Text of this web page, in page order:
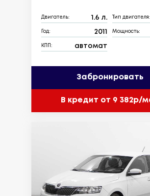
Двигатель: 1.6 л. Тип двигателя:
Год: 2011 Мощность:
КПП: автомат
Забронировать
В кредит от 9 382р/